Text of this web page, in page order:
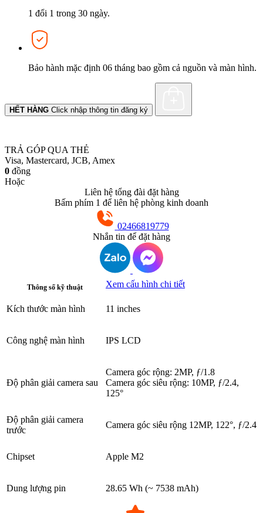
1 đổi 1 trong 30 ngày.
Bảo hành mặc định 06 tháng bao gồm cả nguồn và màn hình.
HẾT HÀNG Click nhập thông tin đăng ký
TRẢ GÓP QUA THẺ
Visa, Mastercard, JCB, Amex
0 đồng
Hoặc
Liên hệ tổng đài đặt hàng
Bấm phím 1 để liên hệ phòng kinh doanh
02466819779
Nhắn tin để đặt hàng
Thông số kỹ thuật Xem cấu hình chi tiết
Kích thước màn hình 11 inches
Công nghệ màn hình IPS LCD
Độ phân giải camera sau
Camera góc rộng: 2MP, ƒ/1.8
Camera góc siêu rộng: 10MP, ƒ/2.4,
125°
Độ phân giải camera
trước
Camera góc siêu rộng 12MP, 122°, ƒ/2.4
Chipset Apple M2
Dung lượng pin 28.65 Wh (~ 7538 mAh)